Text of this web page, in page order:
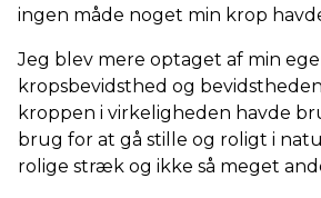
ingen måde noget min krop
Jeg blev mere optaget af min
kropsbevidsthed og
kroppen i virkeligheden havde
brug for at gå stille og roligt i
rolige stræk og ikke så meget